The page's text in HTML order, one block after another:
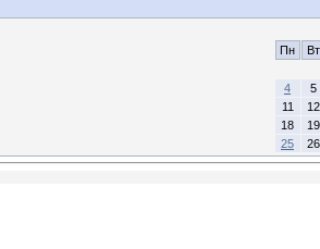
Пн Вт
4
5
11
12
18
19
25
26